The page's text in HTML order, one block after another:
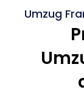
Umzug